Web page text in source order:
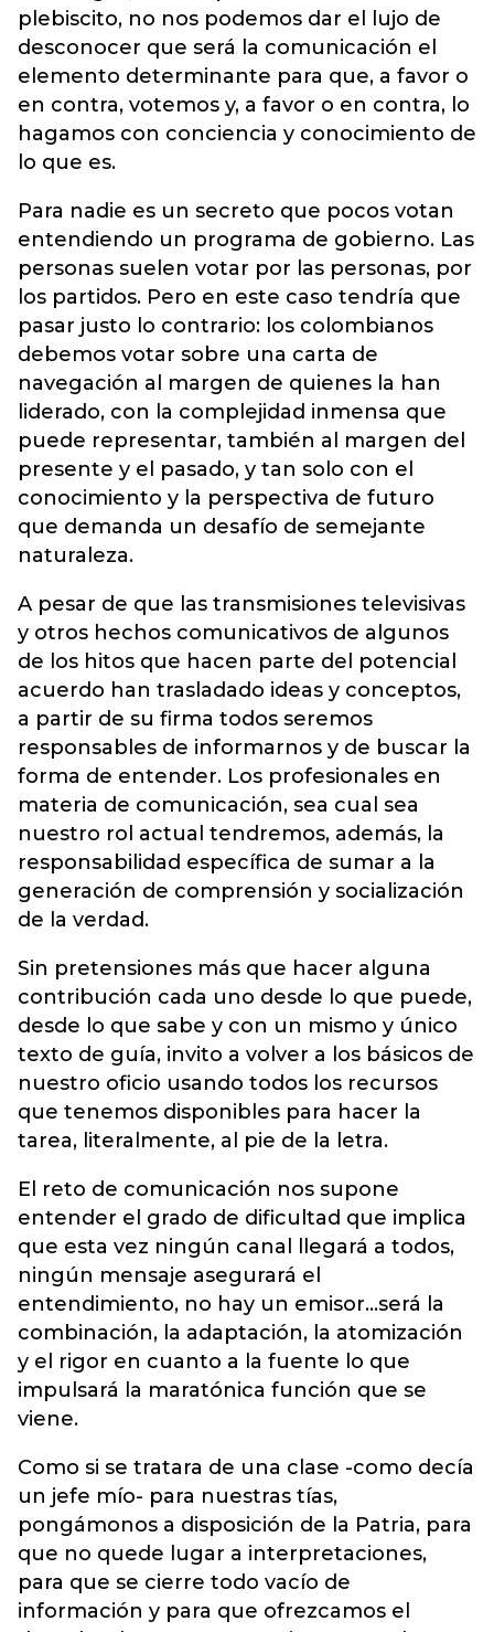
plebiscito, no nos podemos dar el lujo de
desconocer que será la comunicación el
elemento determinante para que, a favor o
en contra, votemos y, a favor o en contra, lo
hagamos con conciencia y conocimiento de
lo que es.
Para nadie es un secreto que pocos votan
entendiendo un programa de gobierno. Las
personas suelen votar por las personas, por
los partidos. Pero en este caso tendría que
pasar justo lo contrario: los colombianos
debemos votar sobre una carta de
navegación al margen de quienes la han
liderado, con la complejidad inmensa que
puede representar, también al margen del
presente y el pasado, y tan solo con el
conocimiento y la perspectiva de futuro
que demanda un desafío de semejante
naturaleza.
A pesar de que las transmisiones televisivas
y otros hechos comunicativos de algunos
de los hitos que hacen parte del potencial
acuerdo han trasladado ideas y conceptos,
a partir de su firma todos seremos
responsables de informarnos y de buscar la
forma de entender. Los profesionales en
materia de comunicación, sea cual sea
nuestro rol actual tendremos, además, la
responsabilidad específica de sumar a la
generación de comprensión y socialización
de la verdad.
Sin pretensiones más que hacer alguna
contribución cada uno desde lo que puede,
desde lo que sabe y con un mismo y único
texto de guía, invito a volver a los básicos de
nuestro oficio usando todos los recursos
que tenemos disponibles para hacer la
tarea, literalmente, al pie de la letra.
El reto de comunicación nos supone
entender el grado de dificultad que implica
que esta vez ningún canal llegará a todos,
ningún mensaje asegurará el
entendimiento, no hay un emisor…será la
combinación, la adaptación, la atomización
y el rigor en cuanto a la fuente lo que
impulsará la maratónica función que se
viene.
Como si se tratara de una clase -como decía
un jefe mío- para nuestras tías,
pongámonos a disposición de la Patria, para
que no quede lugar a interpretaciones,
para que se cierre todo vacío de
información y para que ofrezcamos el